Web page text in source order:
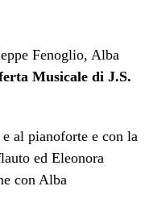
Fenoglio, Alba
Musicale di J.S.
al pianoforte e con la
ed Eleonora
con Alba